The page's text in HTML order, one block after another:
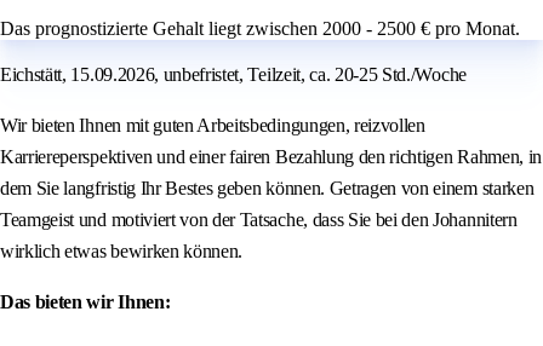
Das prognostizierte Gehalt liegt zwischen 2000 - 2500 € pro Monat.
Eichstätt, 15.09.2026, unbefristet, Teilzeit, ca. 20-25 Std./Woche
Wir bieten Ihnen mit guten Arbeitsbedingungen, reizvollen
Karriereperspektiven und einer fairen Bezahlung den richtigen Rahmen, in
dem Sie langfristig Ihr Bestes geben können. Getragen von einem starken
Teamgeist und motiviert von der Tatsache, dass Sie bei den Johannitern
wirklich etwas bewirken können.
Das bieten wir Ihnen: